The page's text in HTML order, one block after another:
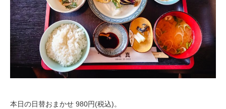
本日の日替おまかせ 980円(税込)。